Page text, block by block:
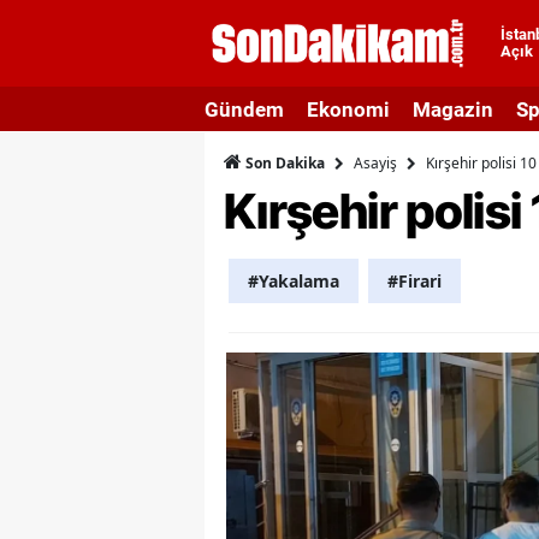
Açık
Gündem Ekonomi Magazin
Son Dakika Asayiş Kırşehir polisi
Kırşehir polisi
#Yakalama #Firari